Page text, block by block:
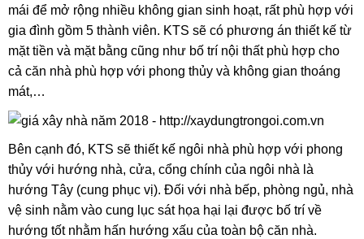
mái để mở rộng nhiều không gian sinh hoạt, rất phù hợp với
gia đình gồm 5 thành viên. KTS sẽ có phương án thiết kế từ
mặt tiền và mặt bằng cũng như bố trí nội thất phù hợp cho
cả căn nhà phù hợp với phong thủy và không gian thoáng
mát,…
Bên cạnh đó, KTS sẽ thiết kế ngôi nhà phù hợp với phong
thủy với hướng nhà, cửa, cổng chính của ngôi nhà là
hướng Tây (cung phục vị). Đối với nhà bếp, phòng ngủ, nhà
vệ sinh nằm vào cung lục sát họa hại lại được bố trí về
hướng tốt nhằm hấn hướng xấu của toàn bộ căn nhà.